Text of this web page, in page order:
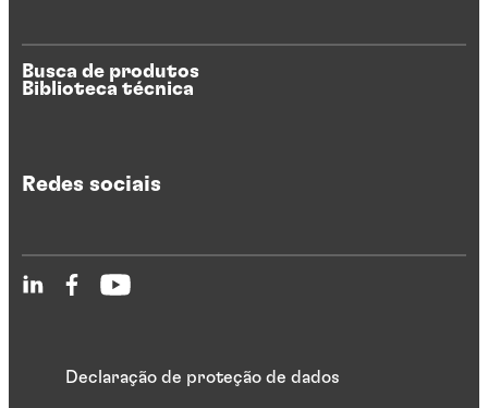
Busca de produtos
Biblioteca técnica
Redes sociais
Declaração de proteção de dados